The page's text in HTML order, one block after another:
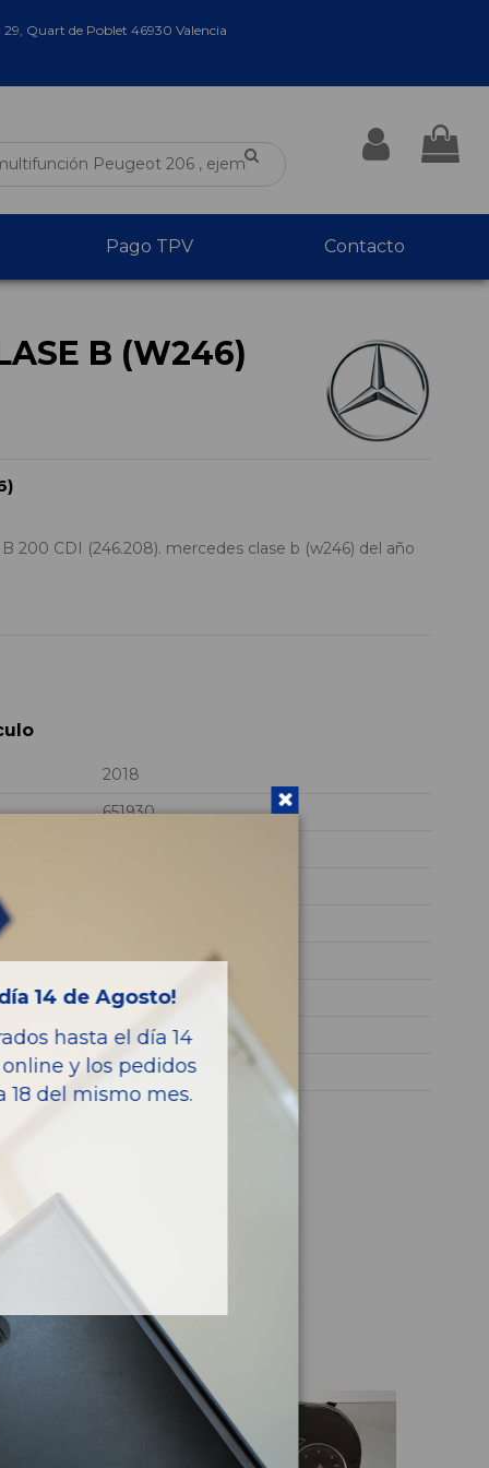
29, Quart de Poblet 46930 Valencia
Pago TPV Contacto
B (W246)
200 CDI (246.208). mercedes clase b (w246) del año
2018
651930
Diesel
B 200 CDI (246.208)
136CV 100KW
CLASE B (W246)
14 de Agosto!
hasta el día 14
y los pedidos
del mismo mes.